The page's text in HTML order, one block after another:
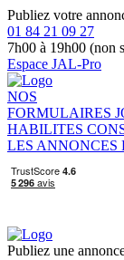
Publiez votre
01 84 21 09 27
7h00 à 19h00 (non
Espace JAL-Pro
NOS
FORMULAIRES
HABILITES
LES ANNONCES
Publiez une